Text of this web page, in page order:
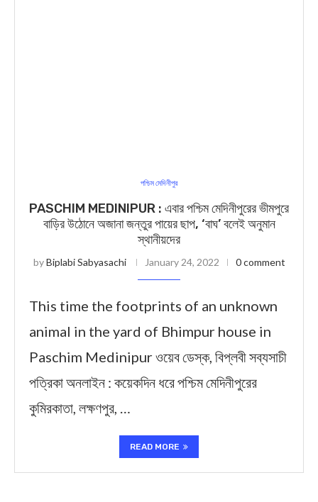
পশ্চিম মেদিনীপুর
PASCHIM MEDINIPUR : এবার পশ্চিম মেদিনীপুরের ভীমপুরে
বাড়ির উঠোনে অজানা জন্তুর পায়ের ছাপ, ‘বাঘ’ বলেই অনুমান
স্থানীয়দের
byBiplabi Sabyasachi January 24, 2022 0 comment
This time the footprints of an unknown
animal in the yard of Bhimpur house in
Paschim Medinipur ওয়েব ডেস্ক, বিপ্লবী সব্যসাচী
পত্রিকা অনলাইন : কয়েকদিন ধরে পশ্চিম মেদিনীপুরের
কুমিরকাতা, লক্ষণপুর, …
READ MORE